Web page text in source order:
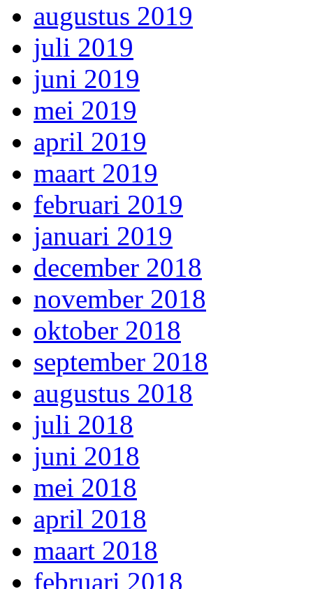
augustus 2019
juli 2019
juni 2019
mei 2019
april 2019
maart 2019
februari 2019
januari 2019
december 2018
november 2018
oktober 2018
september 2018
augustus 2018
juli 2018
juni 2018
mei 2018
april 2018
maart 2018
februari 2018